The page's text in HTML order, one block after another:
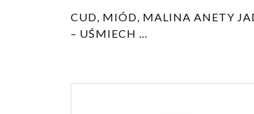
CUD, MIÓD, MALINA ANETY
– UŚMIECH ...